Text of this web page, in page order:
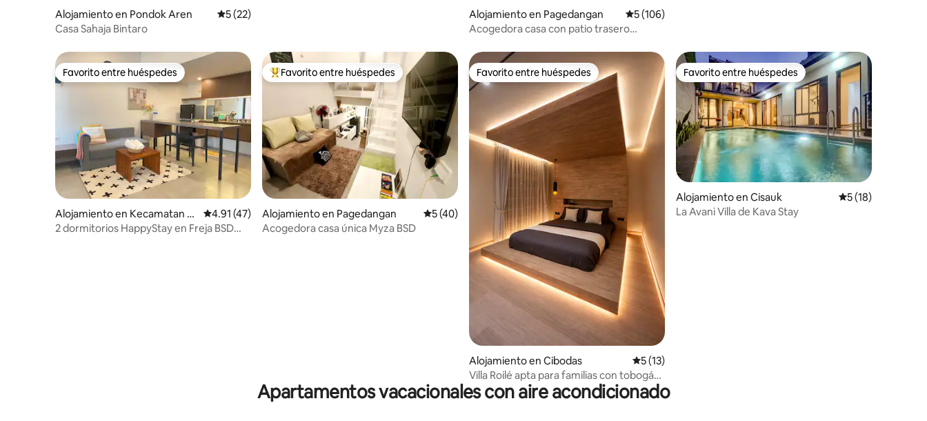
Alojamiento en Pondok Aren Calificación promedio: 5 de 5, 22 reseñas
5 (22)
Casa Sahaja Bintaro
Alojamiento en Pagedangan Calificación promedio: 5 de 5, 106 reseñas
5 (106)
Acogedora casa con patio trasero
Favorito entre huéspedes
Favorito entre huéspedes
Alojamiento en Kecamatan P
agedangan
Calificación promedio: 4.91 de 5, 47 reseñas
4.91 (47)
2 dormitorios HappyStay en Freja BSD
Favorito entre huéspedes preferido
Favorito entre huéspedes
Alojamiento en Pagedangan Calificación promedio: 5 de 5, 40 reseñas
5 (40)
Acogedora casa única Myza BSD
Favorito entre huéspedes
Favorito entre huéspedes
Alojamiento en Cibodas Calificación promedio: 5 de 5, 13 reseñas
5 (13)
Villa Roilé apta para familias con tobogán
y jacuzzi en Karawaci
Favorito entre huéspedes
Favorito entre huéspedes
Alojamiento en Cisauk Calificación
5 (18)
La Avani Villa de Kava Stay
Apartamentos vacacionales con aire acondicionado